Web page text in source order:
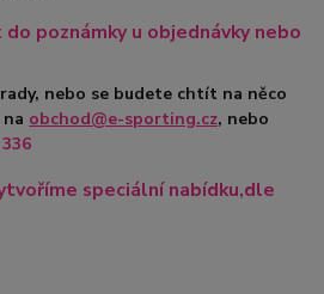
poznámky u objednávky nebo
nebo se budete chtít na něco
obchod@e-sporting.cz, nebo
speciální nabídku,dle